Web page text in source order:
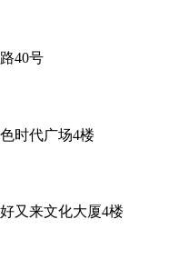
40号
时代广场4楼
又来文化大厦4楼